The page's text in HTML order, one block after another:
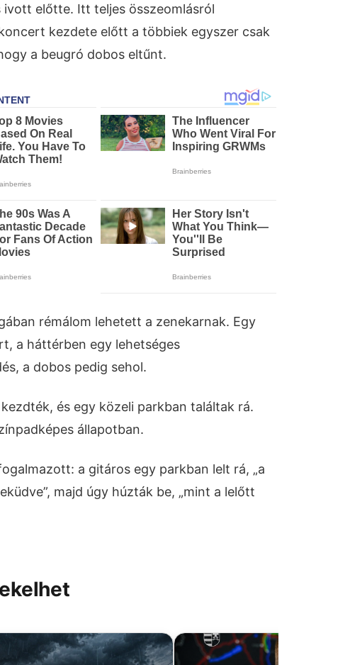
ivott előtte. Itt teljes összeomlásról
kezdete előtt a többiek egyszer csak
a beugró dobos eltűnt.
rémálom lehetett a zenekarnak. Egy
a háttérben egy lehetséges
a dobos pedig sehol.
és egy közeli parkban találtak rá.
állapotban.
a gitáros egy parkban lelt rá, „a
majd úgy húzták be, „mint a lelőtt